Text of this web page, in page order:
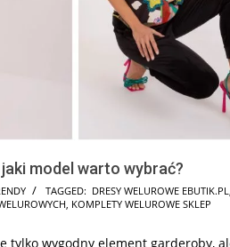
model warto wybrać?
TAGGED: DRESY WELUROWE EBUTIK.PL
KOMPLETY WELUROWE SKLEP
tylko wygodny element garderoby,